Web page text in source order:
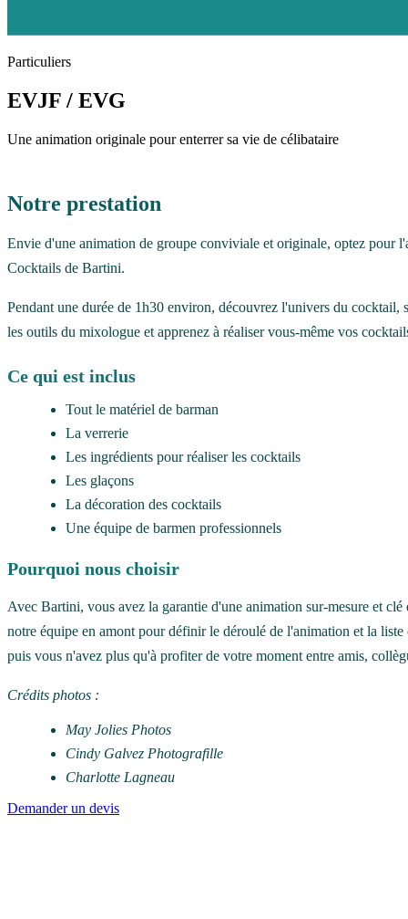
Particuliers
EVJF / EVG
Une animation originale pour enterrer sa vie de célibataire
Notre prestation
Envie d'une animation de groupe conviviale et originale, optez pour
Cocktails de Bartini.
Pendant une durée de 1h30 environ, découvrez l'univers du cocktail,
les outils du mixologue et apprenez à réaliser vous-même vos
Ce qui est inclus
Tout le matériel de barman
La verrerie
Les ingrédients pour réaliser les cocktails
Les glaçons
La décoration des cocktails
Une équipe de barmen professionnels
Pourquoi nous choisir
Avec Bartini, vous avez la garantie d'une animation sur-mesure et clé
notre équipe en amont pour définir le déroulé de l'animation et la liste
puis vous n'avez plus qu'à profiter de votre moment entre amis,
Crédits photos :
May Jolies Photos
Cindy Galvez Photografille
Charlotte Lagneau
Demander un devis